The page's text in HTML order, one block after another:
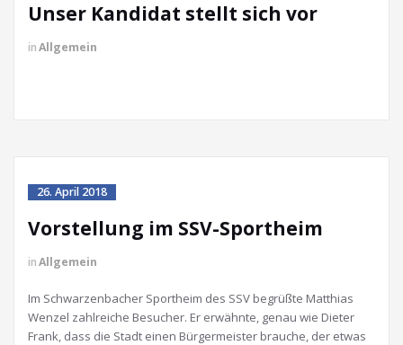
Unser Kandidat stellt sich vor
inAllgemein
26. April 2018
Vorstellung im SSV-Sportheim
inAllgemein
Im Schwarzenbacher Sportheim des SSV begrüßte Matthias
Wenzel zahlreiche Besucher. Er erwähnte, genau wie Dieter
Frank, dass die Stadt einen Bürgermeister brauche, der etwas